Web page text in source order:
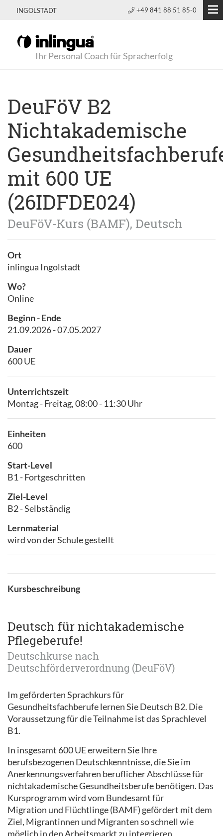
INGOLSTADT +49 841 88 51 85-0
Ihr Personal Coach für Spracherfolg
DeuFöV B2
Nichtakademische
mit 600 UE
(26IDFDE024)
DeuFöV-Kurs (BAMF), Deutsch
Ort
inlingua Ingolstadt
Wo?
Online
Beginn - Ende
21.09.2026 - 07.05.2027
Dauer
600 UE
Unterrichtszeit
Montag - Freitag, 08:00 - 11:30 Uhr
Einheiten
600
Start-Level
B1 - Fortgeschritten
Ziel-Level
B2 - Selbständig
Lernmaterial
wird von der Schule gestellt
Kursbeschreibung
Deutsch für nichtakademische
Pflegeberufe!
Deutschkurse nach
Deutschförderverordnung (DeuFöV)
Im geförderten Sprachkurs für
Gesundheitsfachberufe lernen Sie Deutsch B2. Die
Voraussetzung für die Teilnahme ist das Sprachlevel
B1.
In insgesamt 600 UE erweitern Sie Ihre
berufsbezogenen Deutschkenntnisse, die Sie im
Anerkennungsverfahren beruflicher Abschlüsse für
nichtakademische Gesundheitsberufe benötigen. Das
Kursprogramm wird vom Bundesamt für
Migration und Flüchtlinge (BAMF) gefördert mit dem
Ziel, Migrantinnen und Migranten so schnell wie
möglich in den Arbeitsmarkt zu integrieren.